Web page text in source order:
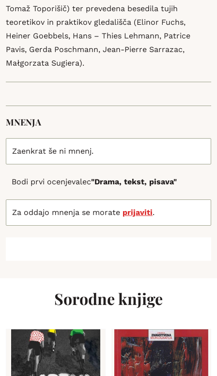
Tomaž Toporišič) ter prevedena besedila tujih
teoretikov in praktikov gledališča (Elinor Fuchs,
Heiner Goebbels, Hans – Thies Lehmann, Patrice
Pavis, Gerda Poschmann, Jean-Pierre Sarrazac,
Małgorzata Sugiera).
MNENJA
Zaenkrat še ni mnenj.
Bodi prvi ocenjevalec"Drama, tekst, pisava"
Za oddajo mnenja se morate prijaviti.
Sorodne knjige